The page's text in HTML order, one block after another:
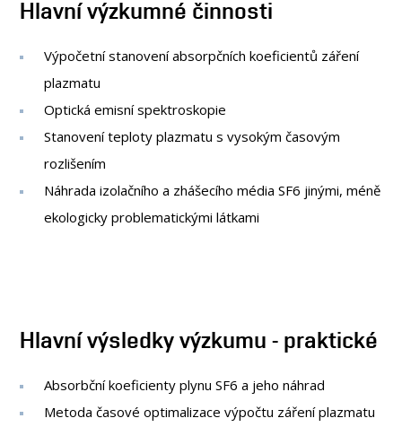
OSOBY
KONTAKT
Hlavní výzkumné činnosti
Výpočetní stanovení absorpčních koeficientů záření
plazmatu
Optická emisní spektroskopie
Stanovení teploty plazmatu s vysokým časovým
rozlišením
Náhrada izolačního a zhášecího média SF6 jinými, méně
ekologicky problematickými látkami
Hlavní výsledky výzkumu - praktické
Absorbční koeficienty plynu SF6 a jeho náhrad
Metoda časové optimalizace výpočtu záření plazmatu